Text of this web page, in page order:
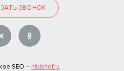
ЗВОНОК
SEO – nikishof.ru